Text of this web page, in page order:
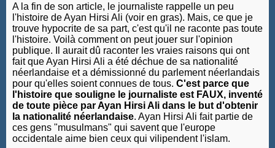
A la fin de son article, le journaliste rappelle un peu
l'histoire de Ayan Hirsi Ali (voir en gras). Mais, ce que je
trouve hypocrite de sa part, c'est qu'il ne raconte pas toute
l'histoire. Voilà comment on peut jouer sur l'opinion
publique. Il aurait dû raconter les vraies raisons qui ont
fait que Ayan Hirsi Ali a été déchue de sa nationalité
néerlandaise et a démissionné du parlement néerlandais
pour qu'elles soient connues de tous. C'est parce que
l'histoire que souligne le journaliste est FAUX, inventé
de toute pièce par Ayan Hirsi Ali dans le but d'obtenir
la nationalité néerlandaise. Ayan Hirsi Ali fait partie de
ces gens "musulmans" qui savent que l'europe
occidentale aime bien ceux qui vilipendent l'islam.